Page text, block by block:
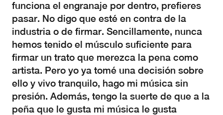
funciona el engranaje por dentro, prefieres
pasar. No digo que esté en contra de la
industria o de firmar. Sencillamente, nunca
hemos tenido el músculo suficiente para
firmar un trato que merezca la pena como
artista. Pero yo ya tomé una decisión sobre
ello y vivo tranquilo, hago mi música sin
presión. Además, tengo la suerte de que a la
peña que le gusta mi música le gusta